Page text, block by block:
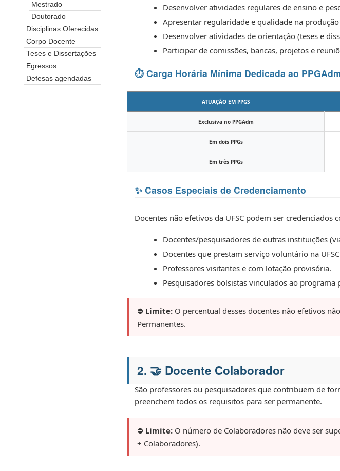
Mestrado
Doutorado
Disciplinas Oferecidas
Corpo Docente
Teses e Dissertações
Egressos
Defesas agendadas
Desenvolver atividades regulares de ensino e
Apresentar regularidade e qualidade na
Desenvolver atividades de orientação (teses e
Participar de comissões, bancas, projetos e
⏱️ Carga Horária Mínima Dedicada ao
ATUAÇÃO EM PPGS
Exclusiva no PPGAdm
Em dois PPGs
Em três PPGs
✨ Casos Especiais de Credenciamento
Docentes não efetivos da UFSC podem ser
Docentes/pesquisadores de outras instituições
Docentes que prestam serviço voluntário na
Professores visitantes e com lotação provisória.
Pesquisadores bolsistas vinculados ao programa
⛔ Limite: O percentual desses docentes não efetivos
Permanentes.
2. 🤝 Docente Colaborador
São professores ou pesquisadores que contribuem de
preenchem todos os requisitos para ser permanente.
⛔ Limite: O número de Colaboradores não deve ser
+ Colaboradores).